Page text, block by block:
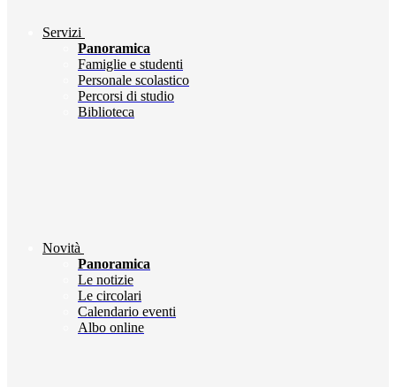
Servizi
Panoramica
Famiglie e studenti
Personale scolastico
Percorsi di studio
Biblioteca
Novità
Panoramica
Le notizie
Le circolari
Calendario eventi
Albo online